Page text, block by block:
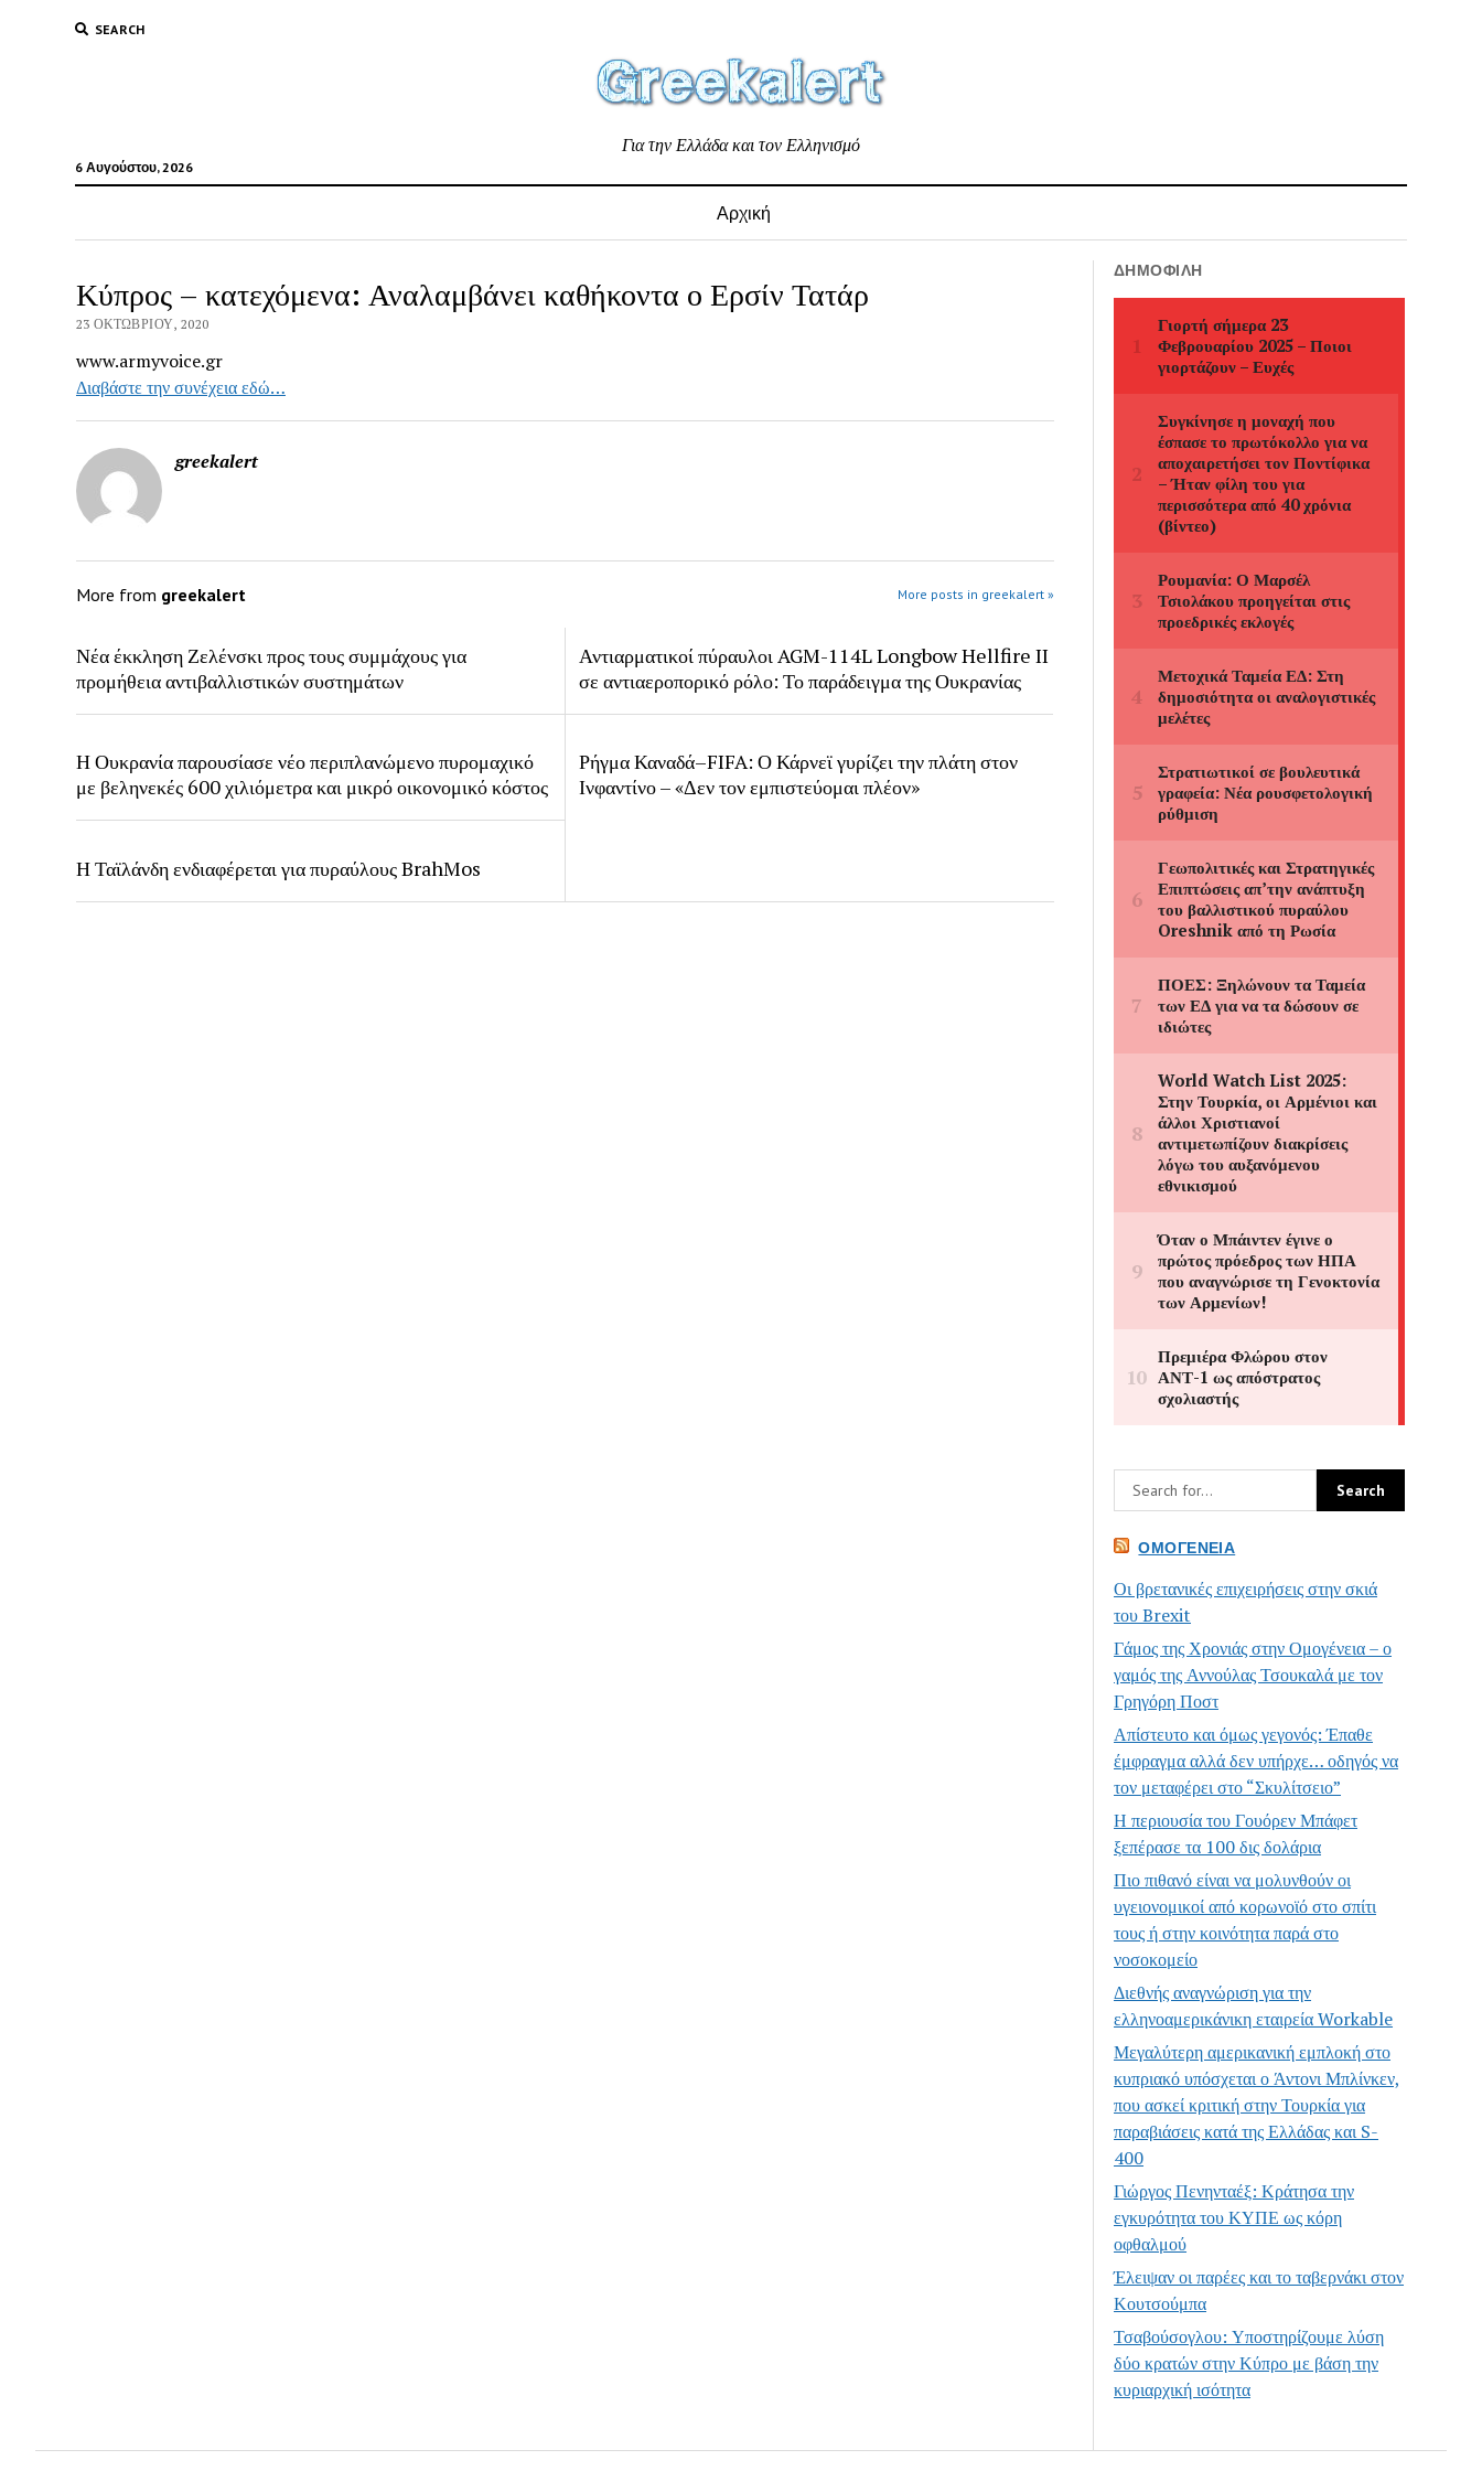
SEARCH
6 Αυγούστου, 2026
Για την Ελλάδα και τον Ελληνισμό
Αρχική
Κύπρος – κατεχόμενα: Αναλαμβάνει καθήκοντα ο Ερσίν Τατάρ
23 ΟΚΤΩΒΡΊΟΥ, 2020
www.armyvoice.gr
Διαβάστε την συνέχεια εδώ…
greekalert
More from greekalert More posts in greekalert »
Νέα έκκληση Ζελένσκι προς τους συμμάχους για
προμήθεια αντιβαλλιστικών συστημάτων
Αντιαρματικοί πύραυλοι AGM-114L Longbow Hellfire II
σε αντιαεροπορικό ρόλο: Το παράδειγμα της Ουκρανίας
Η Ουκρανία παρουσίασε νέο περιπλανώμενο πυρομαχικό
με βεληνεκές 600 χιλιόμετρα και μικρό οικονομικό κόστος
Ρήγμα Καναδά–FIFA: Ο Κάρνεϊ γυρίζει την πλάτη στον
Ινφαντίνο – «Δεν τον εμπιστεύομαι πλέον»
Η Ταϊλάνδη ενδιαφέρεται για πυραύλους BrahMos
ΔΗΜΟΦΙΛΉ
ΟΜΟΓΈΝΕΙΑ
Οι βρετανικές επιχειρήσεις στην σκιά
του Brexit
Γάμος της Χρονιάς στην Ομογένεια – ο
γαμός της Αννούλας Τσουκαλά με τον
Γρηγόρη Ποστ
Απίστευτο και όμως γεγονός: Έπαθε
έμφραγμα αλλά δεν υπήρχε… οδηγός να
τον μεταφέρει στο “Σκυλίτσειο”
Η περιουσία του Γουόρεν Μπάφετ
ξεπέρασε τα 100 δις δολάρια
Πιο πιθανό είναι να μολυνθούν οι
υγειονομικοί από κορωνοϊό στο σπίτι
τους ή στην κοινότητα παρά στο
νοσοκομείο
Διεθνής αναγνώριση για την
ελληνοαμερικάνικη εταιρεία Workable
Μεγαλύτερη αμερικανική εμπλοκή στο
κυπριακό υπόσχεται ο Άντονι Μπλίνκεν,
που ασκεί κριτική στην Τουρκία για
παραβιάσεις κατά της Ελλάδας και S-
400
Γιώργος Πενηνταέξ: Κράτησα την
εγκυρότητα του ΚΥΠΕ ως κόρη
οφθαλμού
Έλειψαν οι παρέες και το ταβερνάκι στον
Κουτσούμπα
Τσαβούσογλου: Υποστηρίζουμε λύση
δύο κρατών στην Κύπρο με βάση την
κυριαρχική ισότητα